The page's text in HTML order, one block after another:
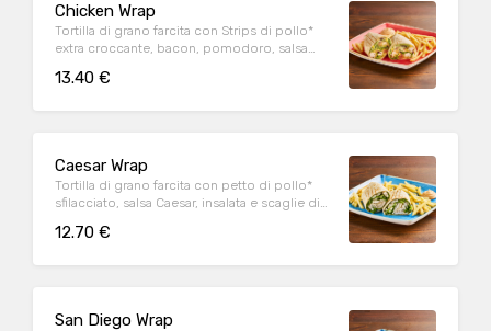
Chicken Wrap
Tortilla di grano farcita con Strips di pollo*
extra croccante, bacon, pomodoro, salsa
patate* Fries e salsa OWW
13.40 €
Caesar Wrap
Tortilla di grano farcita con petto di pollo*
sfilacciato, salsa Caesar, insalata e scaglie di
patate* Fries e salsa OWW
12.70 €
San Diego Wrap